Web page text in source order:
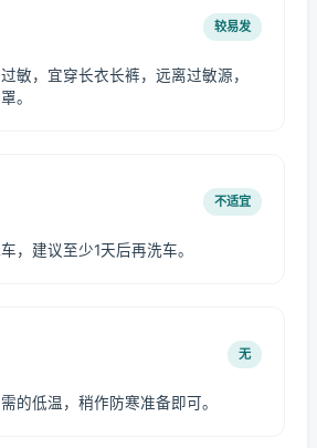
较易发
敏，宜穿长衣长裤，远离过敏源，
。
不适宜
，建议至少1天后再洗车。
无
的低温，稍作防寒准备即可。